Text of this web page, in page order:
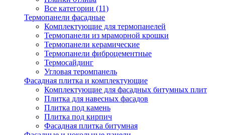
Все категории (11)
Термопанели фасадные
Комплектующие для термопанелей
Термопанели из мраморной крошки
Термопанели керамические
Термопанели фиброцементные
Термосайдинг
Угловая теромпанель
Фасадная плитка и комплектующие
Комплектующие для фасадных битумных плит
Плитка для навесных фасадов
Плитка под камень
Плитка под кирпич
Фасадная плитка битумная